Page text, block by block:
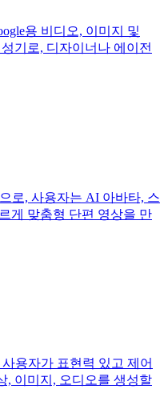
용 비디오, 이미지 및
기로, 디자이너나 에이전
로, 사용자는 AI 아바타, 스
게 맞춤형 단편 영상을 만
용자가 표현력 있고 제어
, 이미지, 오디오를 생성할